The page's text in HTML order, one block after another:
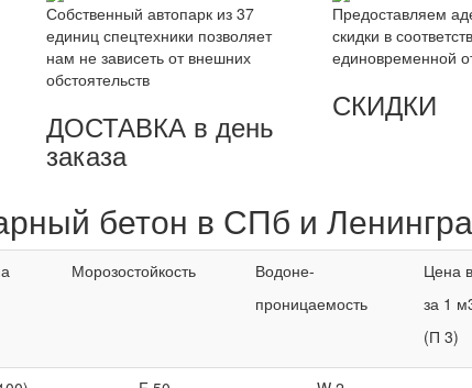
Собственный автопарк из 37
единиц спецтехники позволяет
нам не зависеть от внешних
обстоятельств
ДОСТАВКА в день
заказа
Предоставляем
скидки в
единовременной
СКИДКИ
бетон в СПб и
Морозостойкость
Водоне-
проницаемость
Цена
за 1
(П 3)